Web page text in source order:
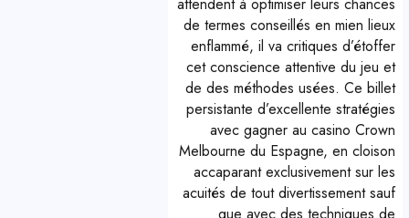
de termes conseillés en mien lieux
enflammé, il va critiques d’étoffer
cet conscience attentive du jeu et
de des méthodes usées. Ce billet
persistante d’excellente stratégies
avec gagner au casino Crown
Melbourne du Espagne, en cloison
accaparant exclusivement sur les
acuités de tout divertissement sauf
que avec des techniques de